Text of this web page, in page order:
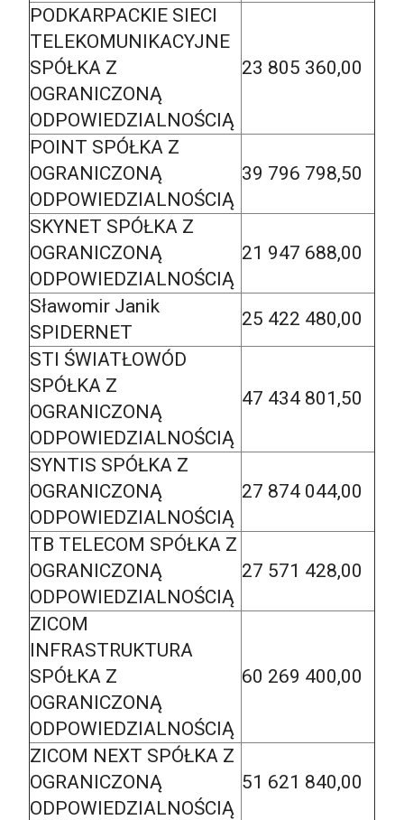
PODKARPACKIE SIECI
TELEKOMUNIKACYJNE
SPÓŁKA Z
OGRANICZONĄ
ODPOWIEDZIALNOŚCIĄ
23 805 360,00
POINT SPÓŁKA Z
OGRANICZONĄ
ODPOWIEDZIALNOŚCIĄ
39 796 798,50
SKYNET SPÓŁKA Z
OGRANICZONĄ
ODPOWIEDZIALNOŚCIĄ
21 947 688,00
Sławomir Janik
SPIDERNET
25 422 480,00
STI ŚWIATŁOWÓD
SPÓŁKA Z
OGRANICZONĄ
ODPOWIEDZIALNOŚCIĄ
47 434 801,50
SYNTIS SPÓŁKA Z
OGRANICZONĄ
ODPOWIEDZIALNOŚCIĄ
27 874 044,00
TB TELECOM SPÓŁKA Z
OGRANICZONĄ
ODPOWIEDZIALNOŚCIĄ
27 571 428,00
ZICOM
INFRASTRUKTURA
SPÓŁKA Z
OGRANICZONĄ
ODPOWIEDZIALNOŚCIĄ
60 269 400,00
ZICOM NEXT SPÓŁKA Z
OGRANICZONĄ
ODPOWIEDZIALNOŚCIĄ
51 621 840,00